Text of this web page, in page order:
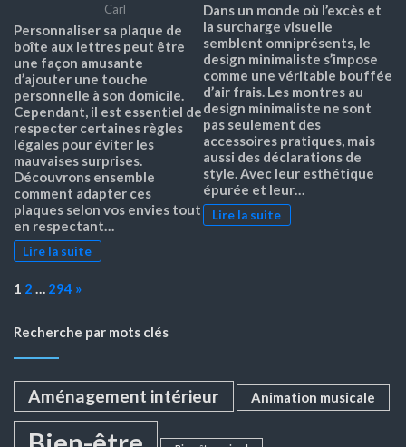
Carl
Personnaliser sa plaque de
boîte aux lettres peut être
une façon amusante
d’ajouter une touche
personnelle à son domicile.
Cependant, il est essentiel de
respecter certaines règles
légales pour éviter les
mauvaises surprises.
Découvrons ensemble
comment adapter ces
plaques selon vos envies tout
en respectant…
Lire la suite
Dans un monde où l’excès et
la surcharge visuelle
semblent omniprésents, le
design minimaliste s’impose
comme une véritable bouffée
d’air frais. Les montres au
design minimaliste ne sont
pas seulement des
accessoires pratiques, mais
aussi des déclarations de
style. Avec leur esthétique
épurée et leur…
Lire la suite
Page:
1 2 … 294 Next
»
Recherche par mots clés
Aménagement intérieur Animation musicale